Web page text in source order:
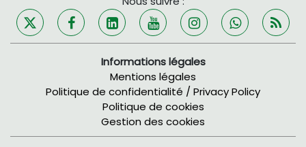
Informations légales
Mentions légales
Politique de confidentialité / Privacy Policy
Politique de cookies
Gestion des cookies